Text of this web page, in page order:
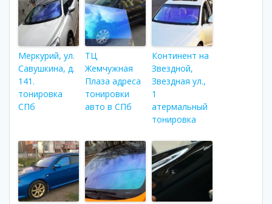
Меркурий, ул.
Савушкина, д.
141.
тонировка
СПб
ТЦ
Жемчужная
Плаза адреса
тонировки
авто в СПб
Континент на
Звездной,
Звездная ул.,
1
атермальный
тонировка